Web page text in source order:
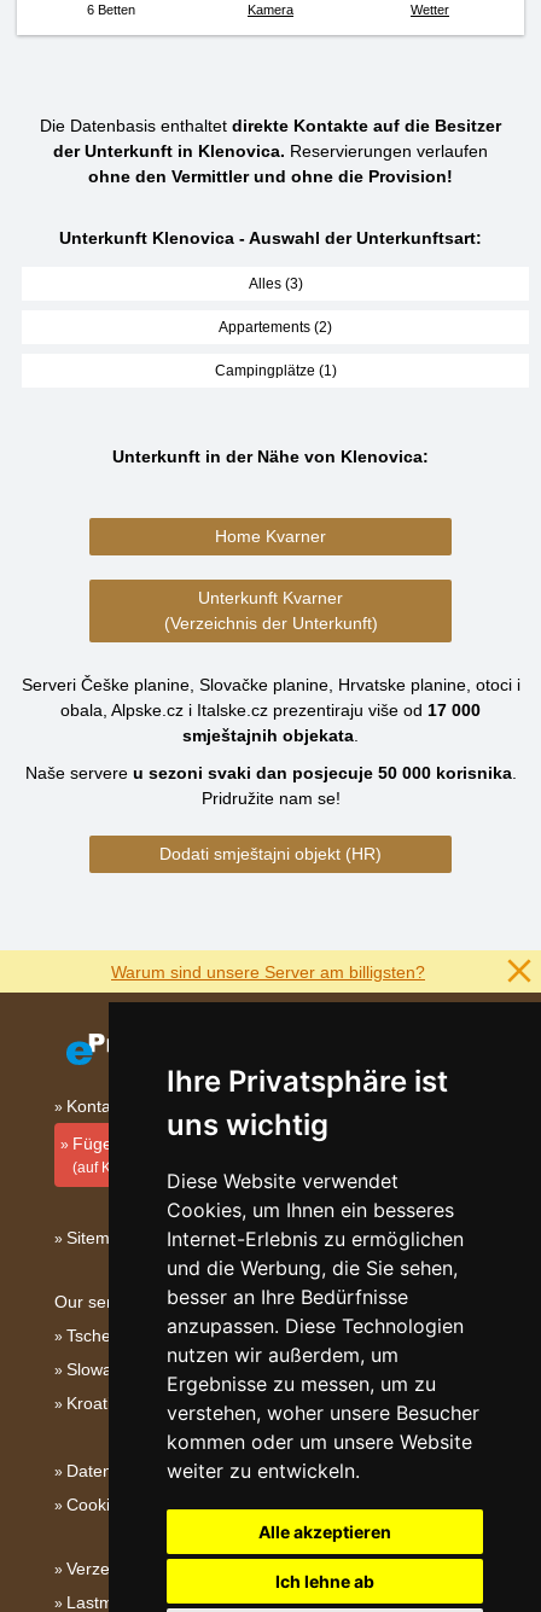
Ihre Privatsphäre ist
uns wichtig
Diese Website verwendet
Cookies, um Ihnen ein besseres
Internet-Erlebnis zu ermöglichen
und die Werbung, die Sie sehen,
besser an Ihre Bedürfnisse
anzupassen. Diese Technologien
nutzen wir außerdem, um
Ergebnisse zu messen, um zu
verstehen, woher unsere Besucher
kommen oder um unsere Website
weiter zu entwickeln.
Alle akzeptieren
Ich lehne ab
6 Betten Kamera Wetter
Die Datenbasis enthaltet direkte Kontakte auf die Besitzer
der Unterkunft in Klenovica. Reservierungen verlaufen
ohne den Vermittler und ohne die Provision!
Unterkunft Klenovica - Auswahl der Unterkunftsart:
Alles (3)
Appartements (2)
Campingplätze (1)
Unterkunft in der Nähe von Klenovica:
Home Kvarner
Unterkunft Kvarner
(Verzeichnis der Unterkunft)
Serveri Češke planine, Slovačke planine, Hrvatske planine, otoci i
obala, Alpske.cz i Italske.cz prezentiraju više od 17 000
smještajnih objekata
Naše servere u sezoni svaki dan posjecuje 50 000korisnika.
Pridružite nam se!
Dodati smještajni objekt (HR)
Warum sind unsere Server am billigsten?
Kontakt
Fügen Sie Ihre Unterkunft hinzu
(auf Kroatisch)
Sitemap
Our servers:
Tschechische Gebirge
Slowakische Gebirge
Kroatien
Datenschutz
Cookies
Verzeichnis der Unterkunft
Lastminute Kvarner